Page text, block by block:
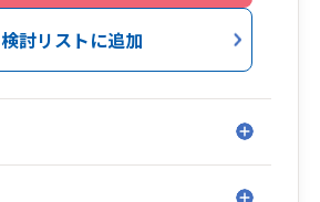
検討リストに追加